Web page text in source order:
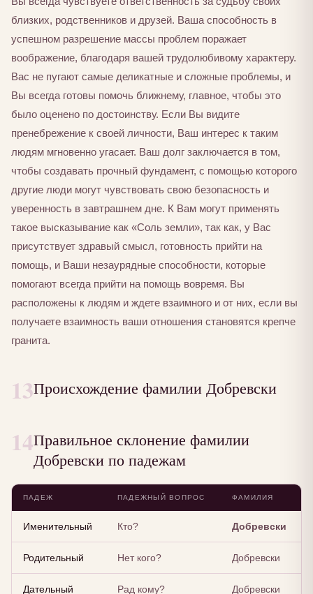
близких, родственников и друзей. Ваша способность в
успешном разрешение массы проблем поражает
воображение, благодаря вашей трудолюбивому характеру.
Вас не пугают самые деликатные и сложные проблемы, и
Вы всегда готовы помочь ближнему, главное, чтобы это
было оценено по достоинству. Если Вы видите
пренебрежение к своей личности, Ваш интерес к таким
людям мгновенно угасает. Ваш долг заключается в том,
чтобы создавать прочный фундамент, с помощью которого
другие люди могут чувствовать свою безопасность и
уверенность в завтрашнем дне. К Вам могут применять
такое высказывание как «Соль земли», так как, у Вас
присутствует здравый смысл, готовность прийти на
помощь, и Ваши незаурядные способности, которые
помогают всегда прийти на помощь вовремя. Вы
расположены к людям и ждете взаимного и от них, если вы
получаете взаимность ваши отношения становятся крепче
гранита.
13Происхождение фамилии Добревски
14Правильное склонение фамилии
Добревски по падежам
ПАДЕЖ ПАДЕЖНЫЙ ВОПРОС ФАМИЛИЯ
Именительный Кто? Добревски
Родительный Нет кого? Добревски
Дательный Рад кому? Добревски